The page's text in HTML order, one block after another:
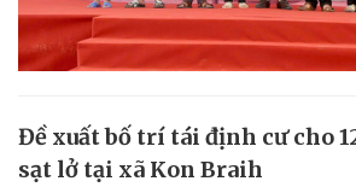
Đề xuất bố trí tái định cư cho
sạt lở tại xã Kon Braih